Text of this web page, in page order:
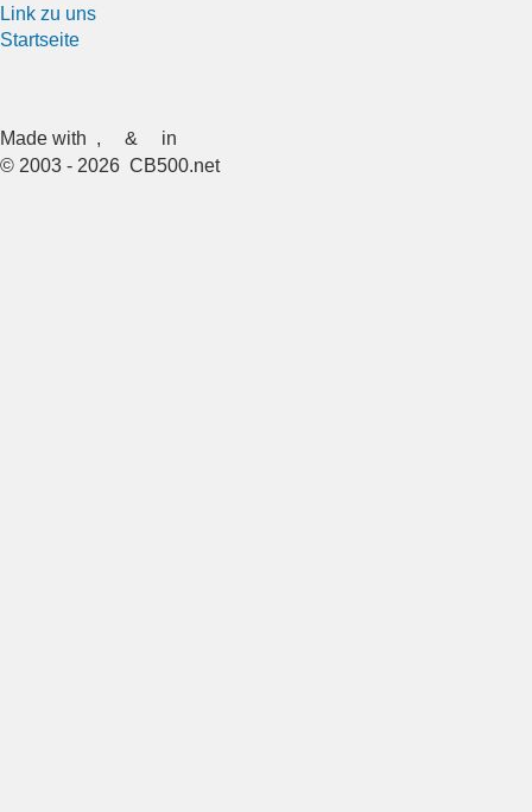
Link zu uns
Startseite
Made with , &
in
© 2003 - 2026 CB500.net